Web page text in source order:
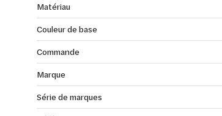
Matériau
Couleur de base
Commande
Marque
Série de marques